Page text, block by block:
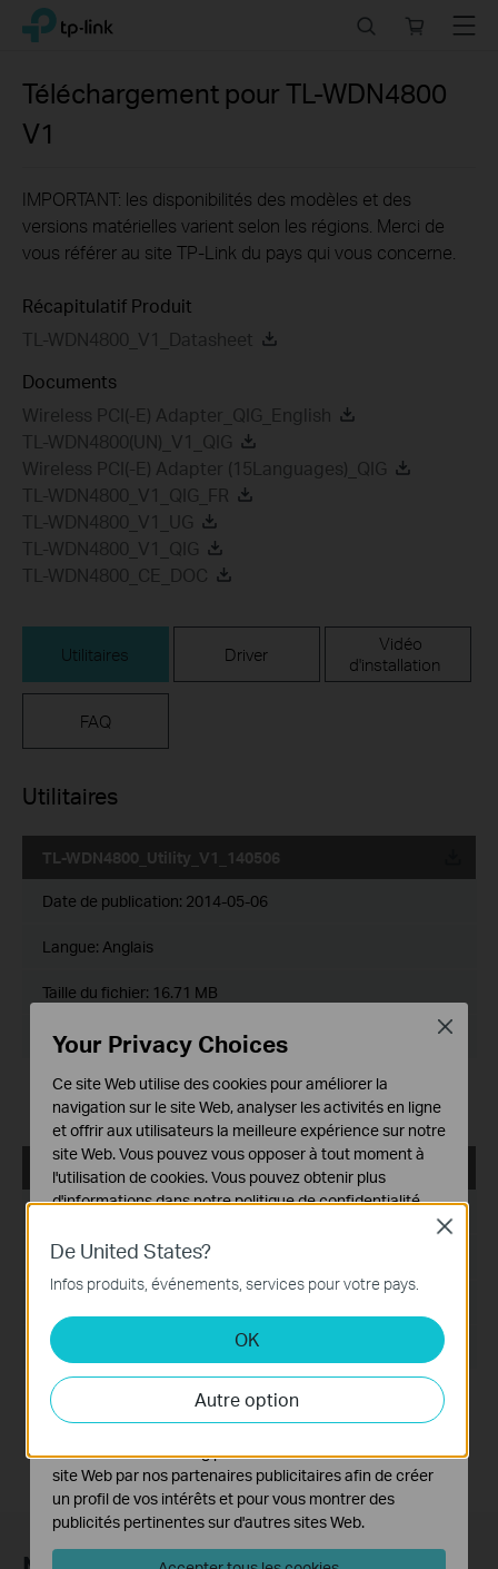
Click
the
navigation
TP-Link, Reliably Smart
store
Menu
Téléchargement pourTL-WDN4800
V1
IMPORTANT: les disponibilités des modèles et des
versions matérielles varient selon les régions. Merci de
vous référer au site TP-Link du pays qui vous concerne.
Récapitulatif Produit
TL-WDN4800_V1_Datasheet
Documents
Wireless PCI(-E) Adapter_QIG_English
TL-WDN4800(UN)_V1_QIG
Wireless PCI(-E) Adapter (15Languages)_QIG
TL-WDN4800_V1_QIG_FR
TL-WDN4800_V1_UG
TL-WDN4800_V1_QIG
TL-WDN4800_CE_DOC
Utilitaires Driver
Vidéo
d'installation
FAQ
Utilitaires
TL-WDN4800_Utility_V1_140506
Date de publication: 2014-05-06
Langue: Anglais
Taille du fichier: 16.71 MB
Système d'Exploitation: WinXP/vista/7/8/8.1
Notes:
For TL-WDN4800 V1
TL-WDN4800_V1_Utility
Date de publication:2013-05-21
Langue:Anglais
Système d'Exploitation: WinXP/2003/Vista/7/8
Notes:
Adding Windows 8 driver
De United States?
Infos produits, événements, services pour votre pays.
OK
Autre option
Close
Your Privacy Choices
Ce site Web utilise des cookies pour améliorer la
navigation sur le site Web, analyser les activités en ligne
et offrir aux utilisateurs la meilleure expérience sur notre
site Web. Vous pouvez vous opposer à tout moment à
l'utilisation de cookies. Vous pouvez obtenir plus
d'informations dans notrepolitique de confidentialité.
Ces cookies sont nécessaires au fonctionnement du
site Web et ne peuvent pas être désactivés dans vos
Cookies d'analyse et marketing
Les cookies d'analyse nous permettent d'analyser vos
activités sur notre site Web pour améliorer et ajuster les
fonctionnalités de notre site Web.
Les cookies marketing peuvent être définis via notre
site Web par nos partenaires publicitaires afin de créer
un profil de vos intérêts et pour vous montrer des
publicités pertinentes sur d'autres sites Web.
Close